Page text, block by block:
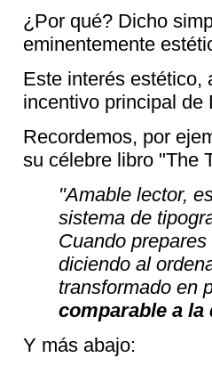
¿Por qué? Dicho
eminentemente
Este interés estético,
incentivo principal de
Recordemos, por
su célebre libro "The
"Amable lector,
sistema de
Cuando
diciendo al
transformado en
comparable a
Y más abajo: